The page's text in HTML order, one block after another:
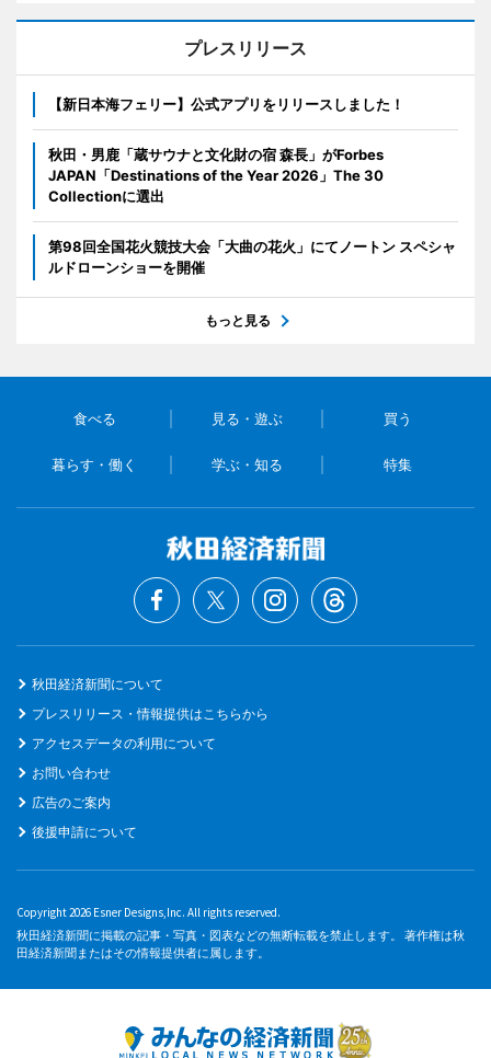
プレスリリース
【新日本海フェリー】公式アプリをリリースしました！
秋田・男鹿「蔵サウナと文化財の宿 森長」がForbes
JAPAN「Destinations of the Year 2026」The 30
Collectionに選出
第98回全国花火競技大会「大曲の花火」にてノートン スペシャ
ルドローンショーを開催
もっと見る
食べる 見る・遊ぶ 買う
暮らす・働く 学ぶ・知る 特集
秋田経済新聞について
プレスリリース・情報提供はこちらから
アクセスデータの利用について
お問い合わせ
広告のご案内
後援申請について
Copyright 2026 Esner Designs,Inc. All rights reserved.
秋田経済新聞に掲載の記事・写真・図表などの無断転載を禁止します。 著作権は秋
田経済新聞またはその情報提供者に属します。